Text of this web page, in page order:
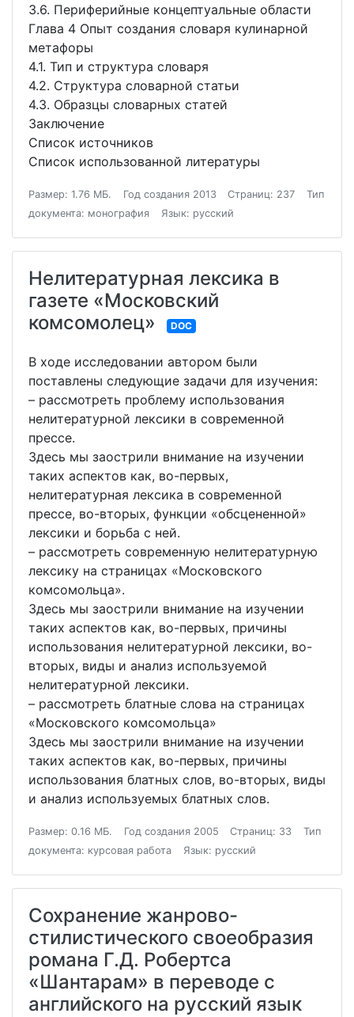
3.6. Периферийные концептуальные области
Глава 4 Опыт создания словаря кулинарной
метафоры
4.1. Тип и структура словаря
4.2. Структура словарной статьи
4.3. Образцы словарных статей
Заключение
Список источников
Список использованной литературы
Размер: 1.76 МБ. Год создания 2013 Страниц: 237
Тип
документа: монография
Язык: русский
Нелитературная лексика в
газете «Московский
комсомолец»
DOC
В ходе исследовании автором были
поставлены следующие задачи для изучения:
– рассмотреть проблему использования
нелитературной лексики в современной
прессе.
Здесь мы заострили внимание на изучении
таких аспектов как, во-первых,
нелитературная лексика в современной
прессе, во-вторых, функции «обсцененной»
лексики и борьба с ней.
– рассмотреть современную нелитературную
лексику на страницах «Московского
комсомольца».
Здесь мы заострили внимание на изучении
таких аспектов как, во-первых, причины
использования нелитературной лексики, во-
вторых, виды и анализ используемой
нелитературной лексики.
– рассмотреть блатные слова на страницах
«Московского комсомольца»
Здесь мы заострили внимание на изучении
таких аспектов как, во-первых, причины
использования блатных слов, во-вторых, виды
и анализ используемых блатных слов.
Размер: 0.16 МБ. Год создания 2005 Страниц: 33
Тип
документа: курсовая работа
Язык: русский
Сохранение жанрово-
стилистического своеобразия
романа Г.Д. Робертса
«Шантарам» в переводе с
английского на русский язык